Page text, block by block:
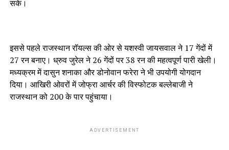
सके।
इससे पहले राजस्थान रॉयल्स की ओर से यशस्वी जायसवाल ने 17 गेंदों में
27 रन बनाए। ध्रुव जुरेल ने 26 गेंदों पर 38 रन की महत्वपूर्ण पारी खेली।
मध्यक्रम में दासुन शनाका और डोनोवान फरेरा ने भी उपयोगी योगदान
दिया। आखिरी ओवरों में जोफ्रा आर्चर की विस्फोटक बल्लेबाजी ने
राजस्थान को 200 के पार पहुंचाया।
ADVERTISEMENT